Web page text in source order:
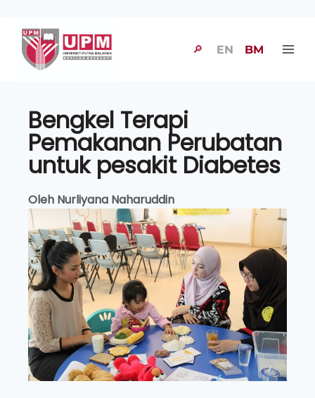
🔎 EN BM
Bengkel Terapi
Pemakanan Perubatan
untuk pesakit Diabetes
Oleh Nurliyana Naharuddin